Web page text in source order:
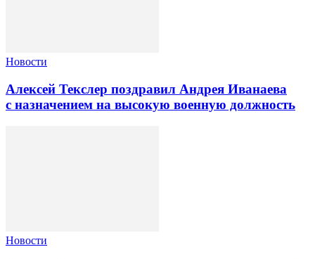
Новости
Алексей Текслер поздравил Андрея Иванаева
с назначением на высокую военную должность
Новости